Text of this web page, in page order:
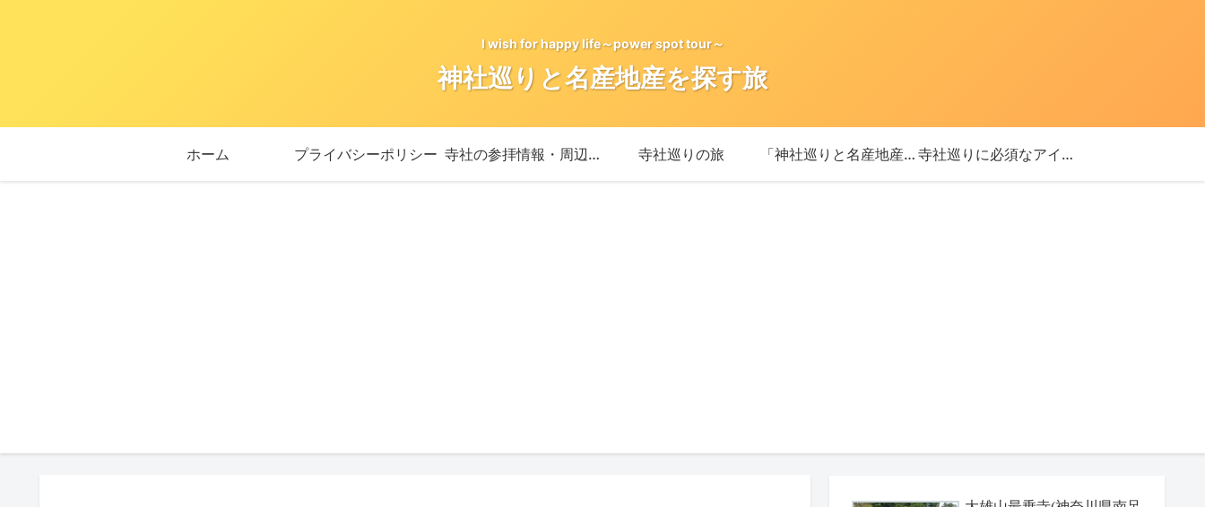
I wish for happy life～power spot tour～
神社巡りと名産地産を探す旅
ホーム プライバシーポリシー 寺社の参拝情報・周辺情報 寺社巡りの旅 「神社巡りと名産地産を探す旅」ブログ始めました！ 寺社巡りに必須なアイテム